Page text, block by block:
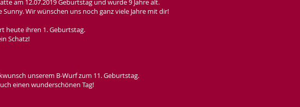
am 12.07.2019 Geburtstag und wurde 9 Jahre alt.
Sunny. Wir wünschen uns noch ganz viele Jahre mit dir!
heute ihren 1. Geburtstag.
Schatz!
unserem B-Wurf zum 11. Geburtstag.
einen wunderschönen Tag!